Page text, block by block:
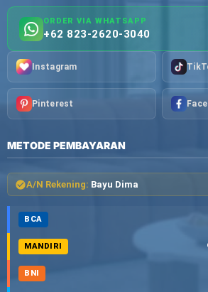
ORDER VIA WHATSAPP
+62 823-2620-3040
Instagram
Pinterest
METODE PEMBAYARAN
A/N Rekening: Bayu Dima
BCA
MANDIRI
BNI